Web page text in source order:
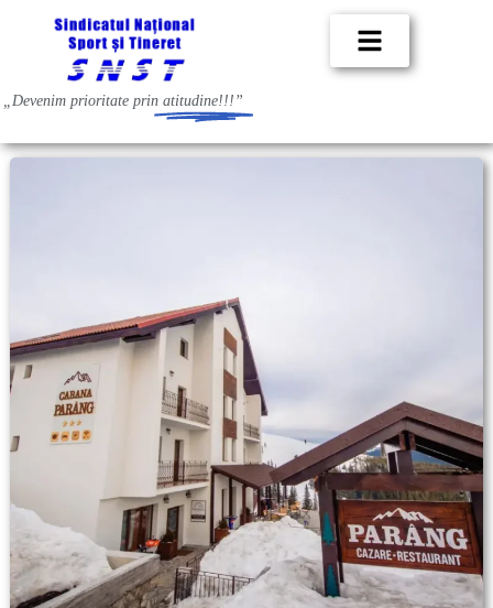
„Devenim prioritate prin atitudine!!!”